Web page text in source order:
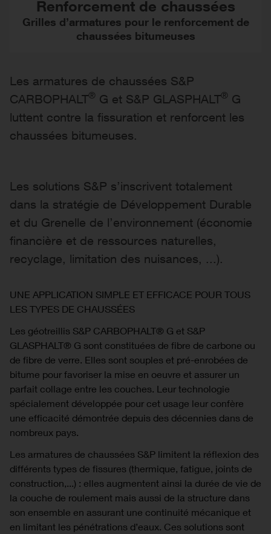
Renforcement de chaussées
Grilles d’armatures pour le renforcement de
chaussées bitumeuses
Les armatures de chaussées S&P
CARBOPHALT® G et S&P GLASPHALT® G
luttent contre la fissuration et renforcent les
chaussées bitumeuses.
Les solutions S&P s’inscrivent totalement
dans la stratégie de Développement Durable
et du Grenelle de l’environnement (économie
financière et de ressources naturelles,
recyclage, limitation des nuisances, ...).
UNE APPLICATION SIMPLE ET EFFICACE POUR TOUS
LES TYPES DE CHAUSSÉES
Les géotreillis S&P CARBOPHALT® G et S&P
GLASPHALT® G sont constituées de fibre de carbone ou
de fibre de verre. Elles sont souples et pré-enrobées de
bitume pour favoriser la mise en oeuvre et assurer un
parfait collage entre les couches. Leur technologie
spécialement développée pour cet usage leur confère
une efficacité démontrée depuis des décennies dans de
nombreux pays.
Les armatures de chaussées S&P limitent la réflexion des
différents types de fissures (thermique, fatigue, joints de
construction,...) : elles augmentent ainsi la durée de vie de
la couche de roulement mais aussi de la structure dans
son ensemble en assurant une continuité mécanique et
en limitant les pénétrations d’eaux. Ces solutions sont